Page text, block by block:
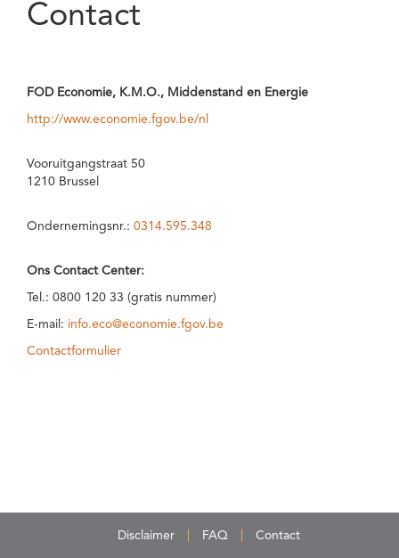
Contact
FOD Economie, K.M.O., Middenstand en Energie
http://www.economie.fgov.be/nl
Vooruitgangstraat 50
1210 Brussel
Ondernemingsnr.: 0314.595.348
Ons Contact Center:
Tel.: 0800 120 33 (gratis nummer)
E-mail: info.eco@economie.fgov.be
Contactformulier
Disclaimer FAQ Contact